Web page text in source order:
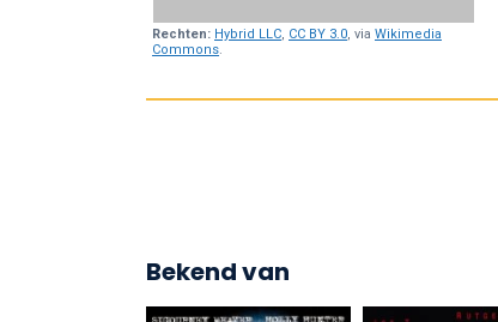
Rechten: Hybrid LLC, CC BY 3.0, via Wikimedia
Commons.
Bekend van